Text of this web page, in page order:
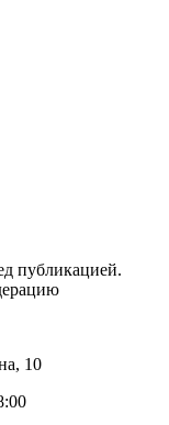
публикацией.
10